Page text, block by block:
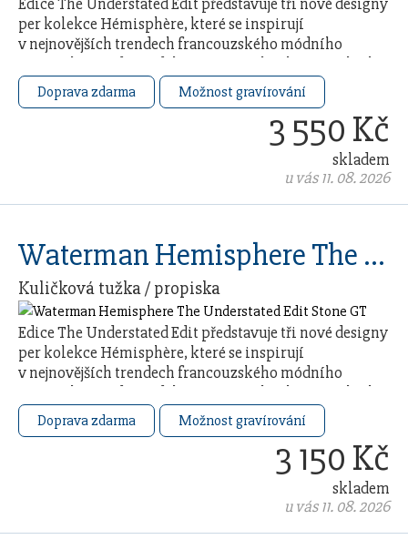
per kolekce Hémisphère, které se inspirují
v nejnovějších trendech francouzského módního
průmyslu. Každý model čerpá ze 140letého řemeslného
… Doprava zdarma Možnost gravírování
3 550 Kč
skladem
u vás 11. 08. 2026
Waterman Hemisphere The Understated Edit Stone GT
Kuličková tužka / propiska
Edice The Understated Edit představuje tři nové designy
per kolekce Hémisphère, které se inspirují
v nejnovějších trendech francouzského módního
průmyslu. Každý model čerpá ze 140letého řemeslného
… Doprava zdarma Možnost gravírování
3 150 Kč
skladem
u vás 11. 08. 2026